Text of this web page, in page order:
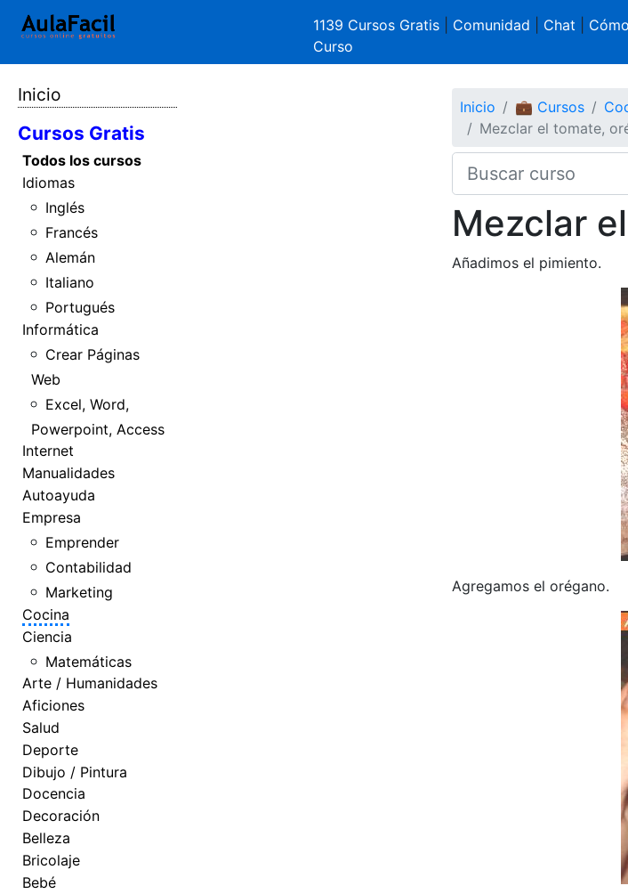
1139 Cursos Gratis Comunidad Chat
Curso
Inicio
Cursos Gratis
Todos los cursos
Idiomas
Inglés
Francés
Alemán
Italiano
Portugués
Informática
Crear Páginas
Web
Excel, Word,
Powerpoint, Access
Internet
Manualidades
Autoayuda
Empresa
Emprender
Contabilidad
Marketing
Cocina
Ciencia
Matemáticas
Arte / Humanidades
Aficiones
Salud
Deporte
Dibujo / Pintura
Docencia
Decoración
Belleza
Bricolaje
Bebé
Inicio 💼 Cursos
Mezclar el tomate,
Mezclar
Añadimos el pimiento.
Agregamos el orégano.